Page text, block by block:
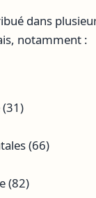
dans
notamment :
(66)
(82)